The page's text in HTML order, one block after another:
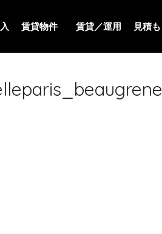
賃貸物件 賃貸／運用 見積も